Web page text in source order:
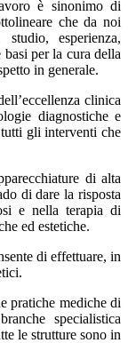
è sinonimo di
che da noi
studio, esperienza,
per la cura della
in generale.
clinica
diagnostiche e
gli interventi che
di alta
di dare la risposta
e nella terapia di
ed estetiche.
di effettuare, in
pratiche mediche di
specialistica
le strutture sono in